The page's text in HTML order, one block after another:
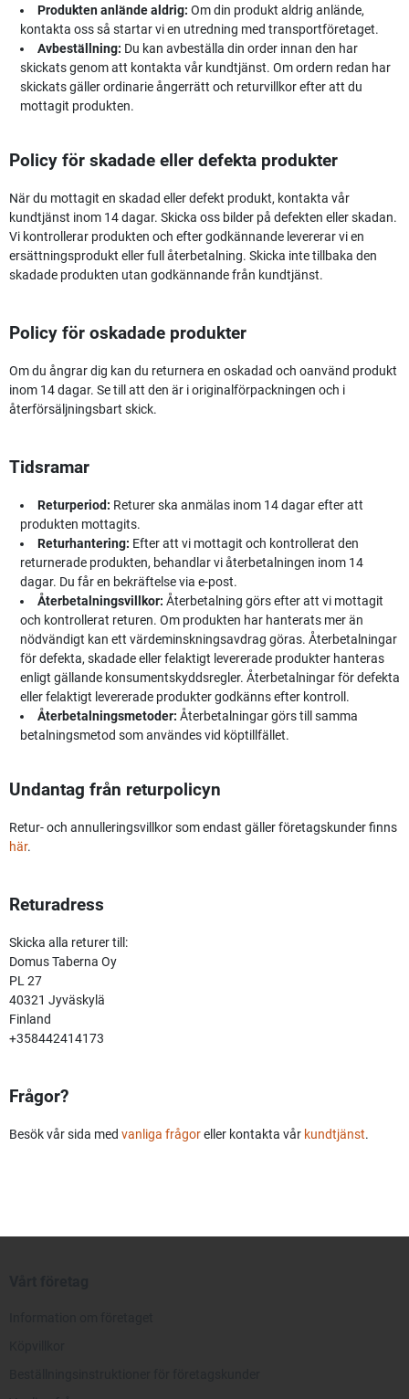
Produkten anlände aldrig: Om din produkt aldrig anlände,
kontakta oss så startar vi en utredning med transportföretaget.
Avbeställning: Du kan avbeställa din order innan den har
skickats genom att kontakta vår kundtjänst. Om ordern redan har
skickats gäller ordinarie ångerrätt och returvillkor efter att du
mottagit produkten.
Policy för skadade eller defekta produkter
När du mottagit en skadad eller defekt produkt, kontakta vår
kundtjänst inom 14 dagar. Skicka oss bilder på defekten eller skadan.
Vi kontrollerar produkten och efter godkännande levererar vi en
ersättningsprodukt eller full återbetalning. Skicka inte tillbaka den
skadade produkten utan godkännande från kundtjänst.
Policy för oskadade produkter
Om du ångrar dig kan du returnera en oskadad och oanvänd produkt
inom 14 dagar. Se till att den är i originalförpackningen och i
återförsäljningsbart skick.
Tidsramar
Returperiod: Returer ska anmälas inom 14 dagar efter att
produkten mottagits.
Returhantering: Efter att vi mottagit och kontrollerat den
returnerade produkten, behandlar vi återbetalningen inom 14
dagar. Du får en bekräftelse via e-post.
Återbetalningsvillkor: Återbetalning görs efter att vi mottagit
och kontrollerat returen. Om produkten har hanterats mer än
nödvändigt kan ett värdeminskningsavdrag göras. Återbetalningar
för defekta, skadade eller felaktigt levererade produkter hanteras
enligt gällande konsumentskyddsregler. Återbetalningar för defekta
eller felaktigt levererade produkter godkänns efter kontroll.
Återbetalningsmetoder: Återbetalningar görs till samma
betalningsmetod som användes vid köptillfället.
Undantag från returpolicyn
Retur- och annulleringsvillkor som endast gäller företagskunder finns
här.
Returadress
Skicka alla returer till:
Domus Taberna Oy
PL 27
40321 Jyväskylä
Finland
+358442414173
Frågor?
Besök vår sida med vanliga frågoreller kontakta vår kundtjänst.